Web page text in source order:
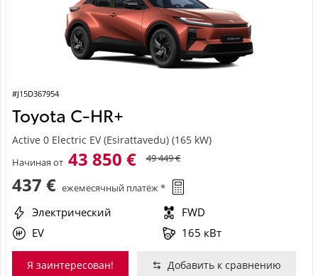
#J15D367954
Toyota C-HR+
Active 0 Electric EV (Esirattavedu) (165 kW)
Начиная от 43 850 € 49 449 €
437 € ежемесячный платёж *
Электрический
FWD
EV
165 кВт
Я заинтересован! Добавить к сравнению